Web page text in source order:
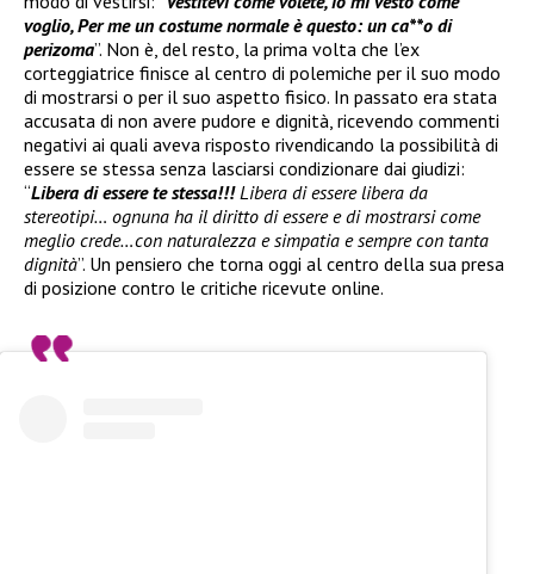
voglio, Per me un costume normale è questo: un ca**o di
perizoma”. Non è, del resto, la prima volta che l’ex
corteggiatrice finisce al centro di polemiche per il suo modo
di mostrarsi o per il suo aspetto fisico. In passato era stata
accusata di non avere pudore e dignità, ricevendo commenti
negativi ai quali aveva risposto rivendicando la possibilità di
essere se stessa senza lasciarsi condizionare dai giudizi:
“Libera di essere te stessa!!!Libera di essere libera da
stereotipi… ognuna ha il diritto di essere e di mostrarsi come
meglio crede…con naturalezza e simpatia e sempre con tanta
dignità”. Un pensiero che torna oggi al centro della sua presa
di posizione contro le critiche ricevute online.